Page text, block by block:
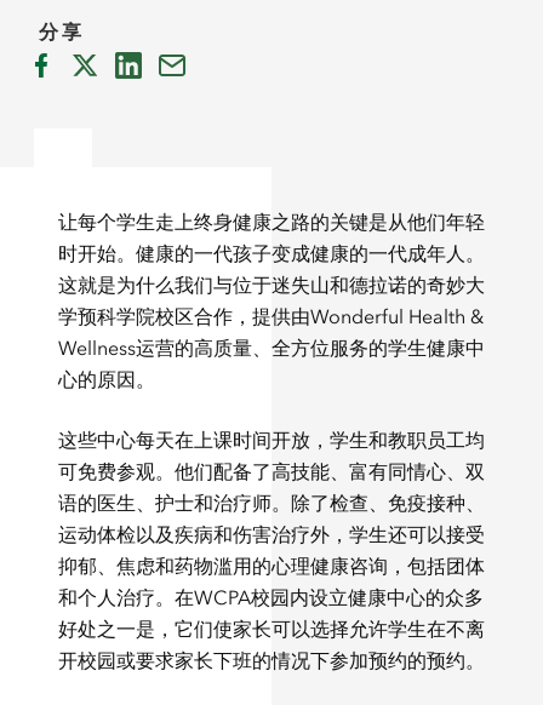
分享
让每个学生走上终身健康之路的关键是从他们年轻
时开始。健康的一代孩子变成健康的一代成年人。
这就是为什么我们与位于迷失山和德拉诺的奇妙大
学预科学院校区合作，提供由Wonderful Health &
Wellness运营的高质量、全方位服务的学生健康中
心的原因。
这些中心每天在上课时间开放，学生和教职员工均
可免费参观。他们配备了高技能、富有同情心、双
语的医生、护士和治疗师。除了检查、免疫接种、
运动体检以及疾病和伤害治疗外，学生还可以接受
抑郁、焦虑和药物滥用的心理健康咨询，包括团体
和个人治疗。在WCPA校园内设立健康中心的众多
好处之一是，它们使家长可以选择允许学生在不离
开校园或要求家长下班的情况下参加预约的预约。